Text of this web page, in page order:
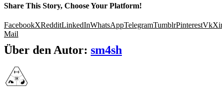
Share This Story, Choose Your Platform!
FacebookXRedditLinkedInWhatsAppTelegramTumblrPinterestVk
Mail
Über den Autor: sm4sh